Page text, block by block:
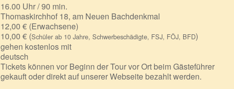
16.00 Uhr / 90 min.
Thomaskirchhof 18, am Neuen Bachdenkmal
12,00 € (Erwachsene)
10,00 € (Schüler ab 10 Jahre, Schwerbeschädigte, FSJ, FÖJ, BFD)
gehen kostenlos mit
deutsch
Tickets können vor Beginn der Tour vor Ort beim Gästeführer
gekauft oder direkt auf unserer Webseite bezahlt werden.